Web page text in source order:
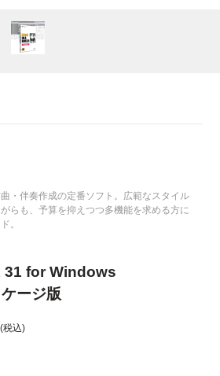
曲・伴奏作成の定番ソフト。広範なスタイル
らも、予算を抑えつつ多機能を求める方に
。
for Windows
ージ版
(税込)